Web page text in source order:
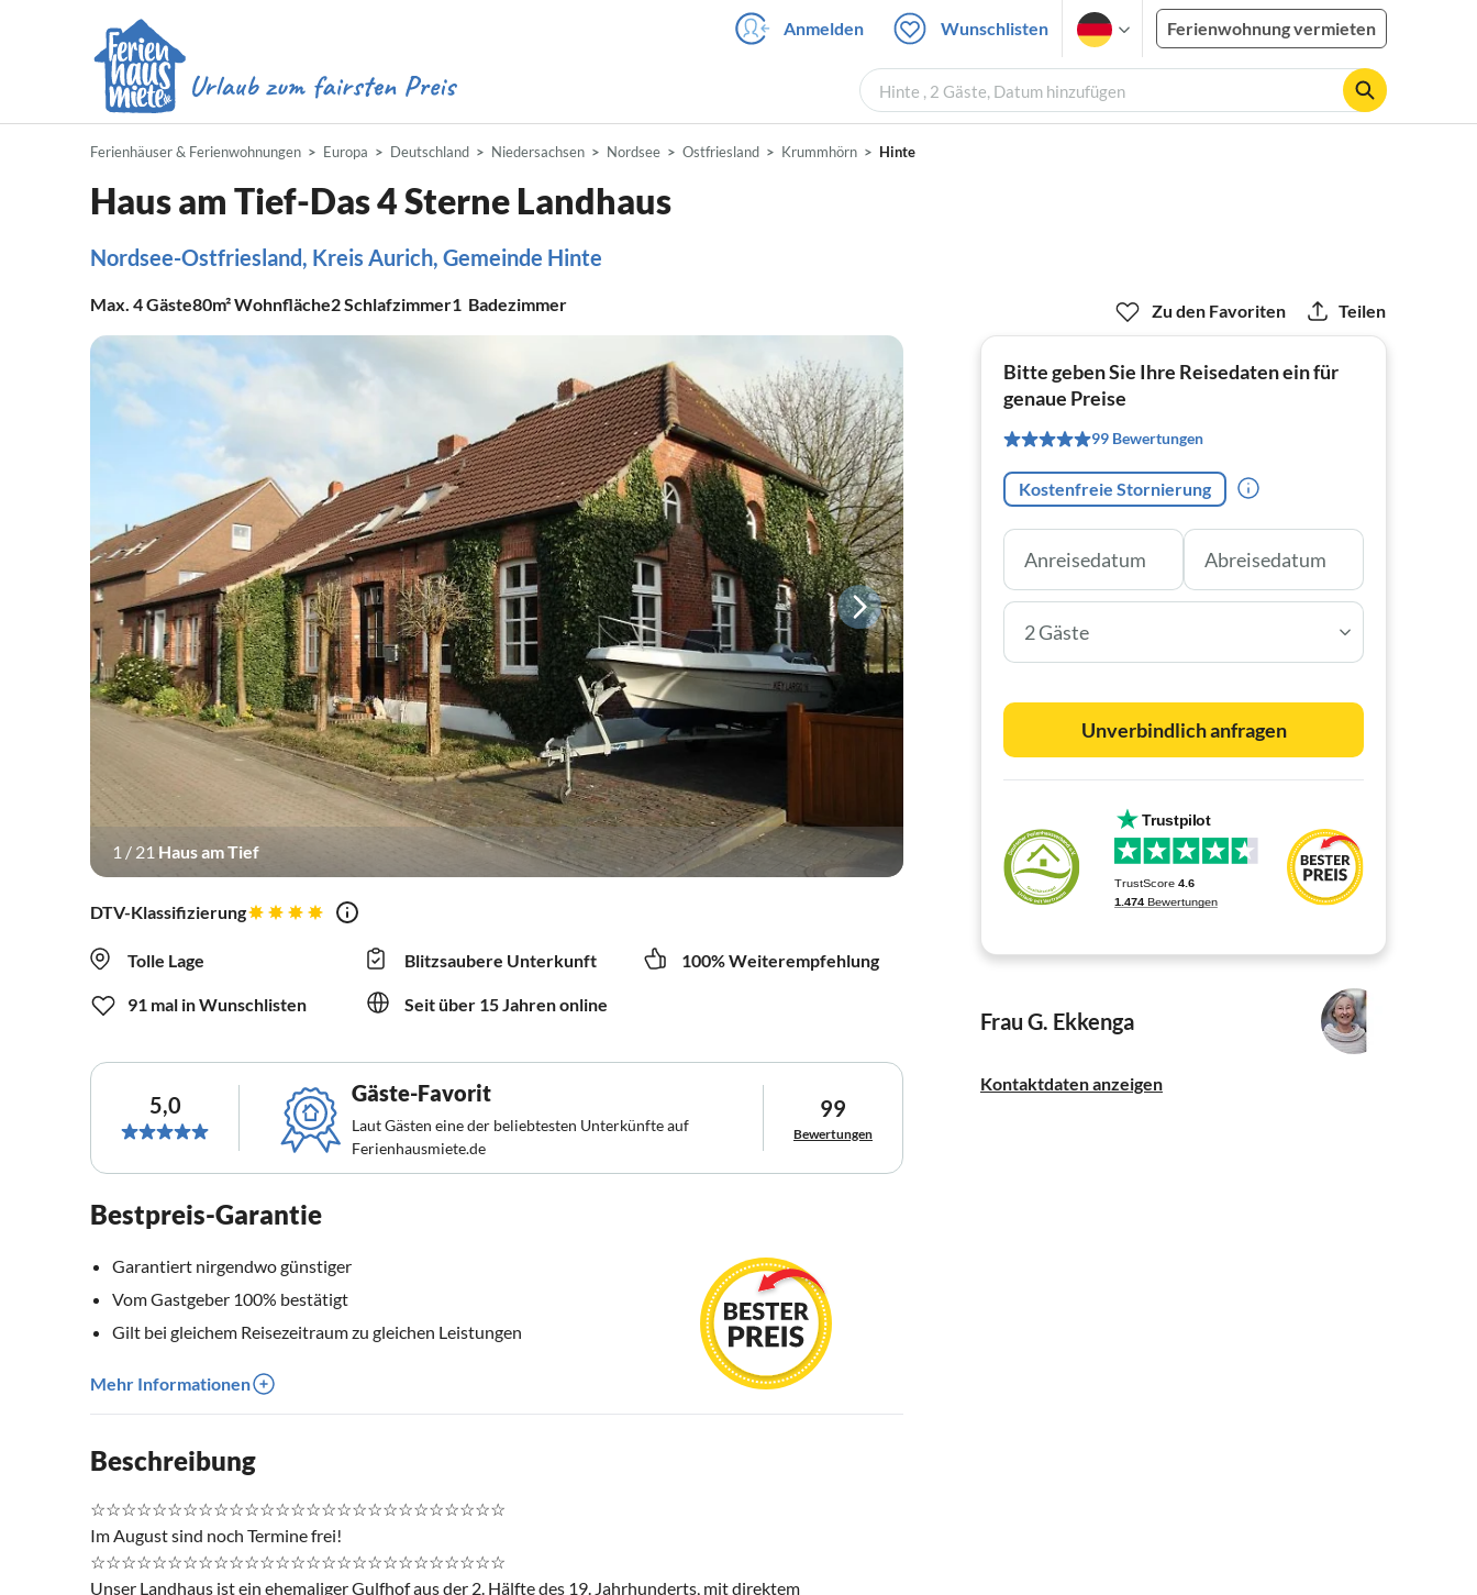
Anmelden Wunschlisten Ferienwohnung vermieten
Hinte , 2 Gäste, Datum hinzufügen
Ferienhäuser & Ferienwohnungen Europa Deutschland Niedersachsen Nordsee Ostfriesland Krummhörn Hinte
Haus am Tief-Das 4 Sterne Landhaus
Nordsee-Ostfriesland, Kreis Aurich, Gemeinde Hinte
Max. 4Gäste80m²Wohnfläche2Schlafzimmer1 Badezimmer
1 / 21 Haus am Tief
DTV-Klassifizierung
Tolle Lage Blitzsaubere Unterkunft 100% Weiterempfehlung
91 mal in Wunschlisten Seit über 15 Jahren online
5,0 Gäste-Favorit
Laut Gästen eine der beliebtesten Unterkünfte auf
Ferienhausmiete.de
99
Bewertungen
Bestpreis-Garantie
Garantiert nirgendwo günstiger
Vom Gastgeber 100% bestätigt
Gilt bei gleichem Reisezeitraum zu gleichen Leistungen
Mehr Informationen
Beschreibung
☆☆☆☆☆☆☆☆☆☆☆☆☆☆☆☆☆☆☆☆☆☆☆☆☆☆☆
Im August sind noch Termine frei!
☆☆☆☆☆☆☆☆☆☆☆☆☆☆☆☆☆☆☆☆☆☆☆☆☆☆☆
Unser Landhaus ist ein ehemaliger Gulfhof aus der 2. Hälfte des 19. Jahrhunderts, mit direktem
Zu den Favoriten Teilen
Bitte geben Sie Ihre Reisedaten ein für
genaue Preise
99 Bewertungen
Kostenfreie Stornierung
2 Gäste
Unverbindlich anfragen
Frau G. Ekkenga
Kontaktdaten anzeigen